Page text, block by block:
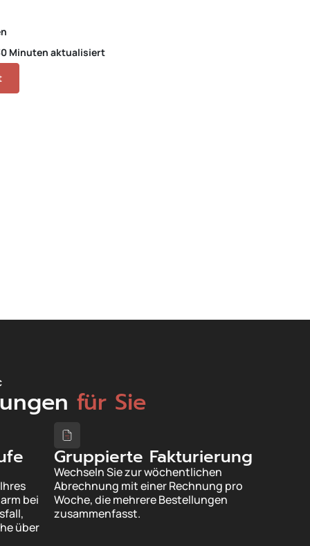
Minuten aktualisiert
für Sie
bei
über
Gruppierte Fakturierung
Wechseln Sie zur wöchentlichen
Abrechnung mit einer Rechnung pro
Woche, die mehrere Bestellungen
zusammenfasst.